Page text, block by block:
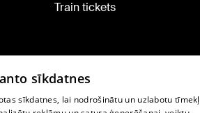
Train tickets
sīkdatnes
sīkdatnes, lai nodrošinātu un uzlabotu